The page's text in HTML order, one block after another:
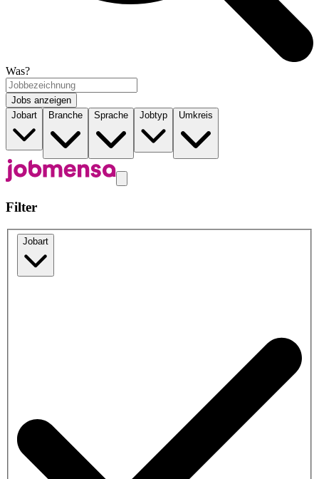
Was?
Jobs anzeigen
Jobart
Branche Sprache Jobtyp Umkreis
Filter
Jobart